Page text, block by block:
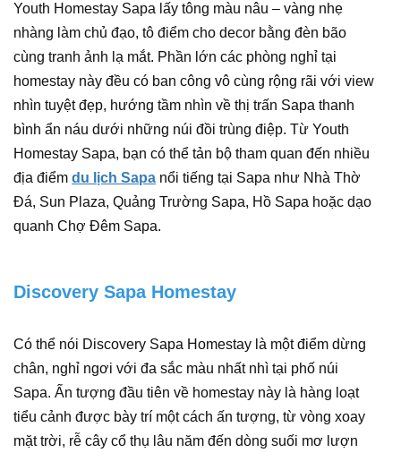
Youth Homestay Sapa lấy tông màu nâu – vàng nhẹ
nhàng làm chủ đạo, tô điểm cho decor bằng đèn bão
cùng tranh ảnh lạ mắt. Phần lớn các phòng nghỉ tại
homestay này đều có ban công vô cùng rộng rãi với view
nhìn tuyệt đẹp, hướng tầm nhìn về thị trấn Sapa thanh
bình ẩn náu dưới những núi đồi trùng điệp. Từ Youth
Homestay Sapa, bạn có thể tản bộ tham quan đến nhiều
địa điểm du lịch Sapa nổi tiếng tại Sapa như Nhà Thờ
Đá, Sun Plaza, Quảng Trường Sapa, Hồ Sapa hoặc dạo
quanh Chợ Đêm Sapa.
Discovery Sapa Homestay
Có thể nói Discovery Sapa Homestay là một điểm dừng
chân, nghỉ ngơi với đa sắc màu nhất nhì tại phố núi
Sapa. Ấn tượng đầu tiên về homestay này là hàng loạt
tiểu cảnh được bày trí một cách ấn tượng, từ vòng xoay
mặt trời, rễ cây cổ thụ lâu năm đến dòng suối mơ lượn